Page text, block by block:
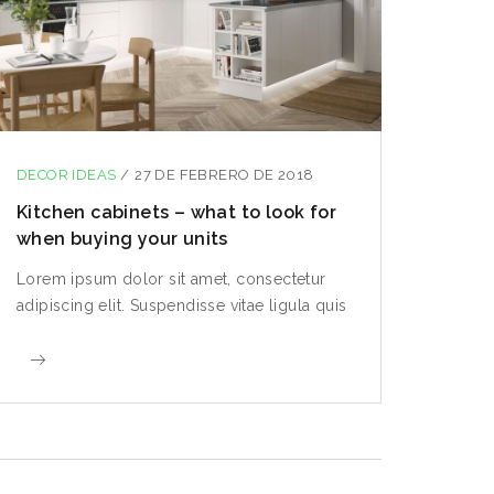
DECOR IDEAS / 27 DE FEBRERO DE 2018
Kitchen cabinets – what to look for
when buying your units
Lorem ipsum dolor sit amet, consectetur
adipiscing elit. Suspendisse vitae ligula quis